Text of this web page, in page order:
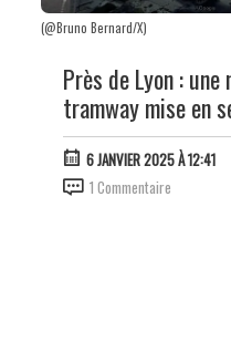
(@Bruno Bernard/X)
Près de Lyon :
tramway mise en
6 JANVIER 2025 À 12:41
1 Commentaire